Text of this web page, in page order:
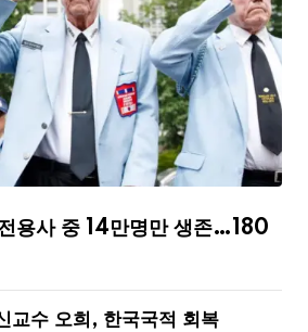
용사 중 14만명만 생존…180
교수 오희, 한국국적 회복